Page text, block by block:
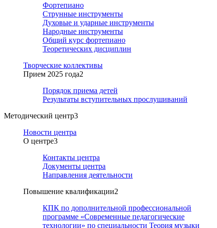
Фортепиано
Струнные инструменты
Духовые и ударные инструменты
Народные инструменты
Общий курс фортепиано
Теоретических дисциплин
Творческие коллективы
Прием 2025 года2
Порядок приема детей
Результаты вступительных прослушиваний
Методический центр3
Новости центра
О центре3
Контакты центра
Документы центра
Направления деятельности
Повышение квалификации2
КПК по дополнительной профессиональной
программе «Современные педагогические
технологии» по специальности Теория музыки